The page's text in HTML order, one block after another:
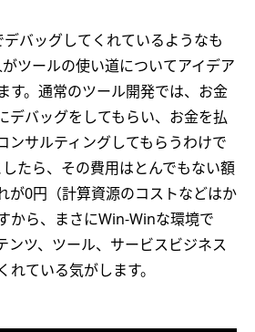
バッグしてくれているようなも
ツールの使い道についてアイデア
す。通常のツール開発では、お金
デバッグをしてもらい、お金を払
ンサルティングしてもらうわけで
たら、その費用はとんでもない額
が0円（計算資源のコストなどはか
から、まさにWin-Winな環境で
ンツ、ツール、サービスビジネス
ている気がします。